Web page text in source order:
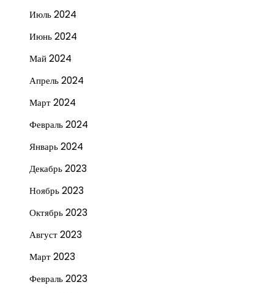
Июль 2024
Июнь 2024
Май 2024
Апрель 2024
Март 2024
Февраль 2024
Январь 2024
Декабрь 2023
Ноябрь 2023
Октябрь 2023
Август 2023
Март 2023
Февраль 2023